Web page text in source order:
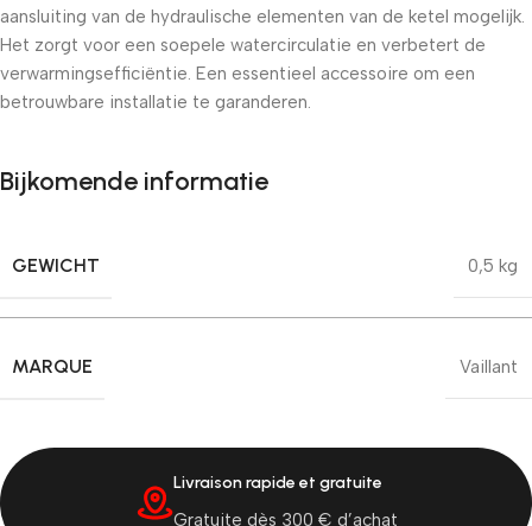
aansluiting van de hydraulische elementen van de ketel mogelijk.
Het zorgt voor een soepele watercirculatie en verbetert de
verwarmingsefficiëntie. Een essentieel accessoire om een ​​
betrouwbare installatie te garanderen.
Bijkomende informatie
GEWICHT 0,5 kg
MARQUE Vaillant
Livraison rapide et gratuite
Gratuite dès 300 € d’achat